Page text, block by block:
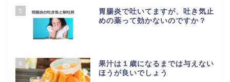
5
胃腸炎で吐いてますが、吐き気止
めの薬って効かないのですか？
6
果汁は１歳になるまでは与えない
ほうが良いでしょう